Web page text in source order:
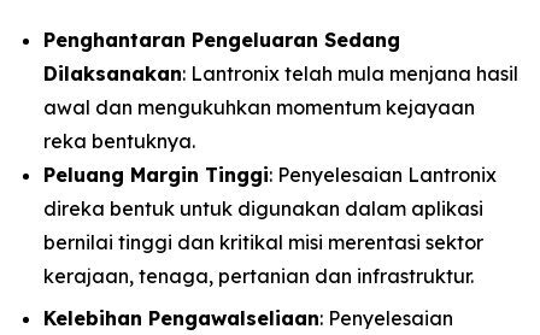
Penghantaran Pengeluaran Sedang
Dilaksanakan: Lantronix telah mula menjana hasil
awal dan mengukuhkan momentum kejayaan
reka bentuknya.
Peluang Margin Tinggi: Penyelesaian Lantronix
direka bentuk untuk digunakan dalam aplikasi
bernilai tinggi dan kritikal misi merentasi sektor
kerajaan, tenaga, pertanian dan infrastruktur.
Kelebihan Pengawalseliaan: Penyelesaian